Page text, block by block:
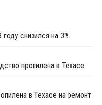
снизился на 3%
пропилена в Техасе
в Техасе на ремонт